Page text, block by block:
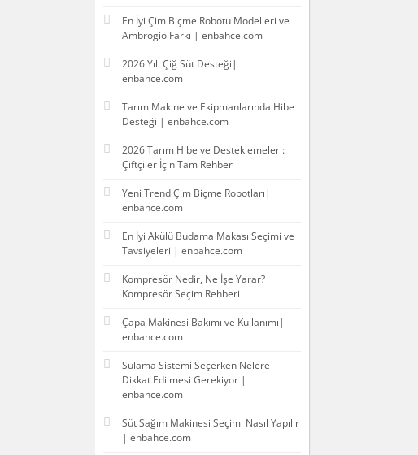
En İyi Çim Biçme Robotu Modelleri ve
Ambrogio Farkı | enbahce.com
2026 Yılı Çiğ Süt Desteği|
enbahce.com
Tarım Makine ve Ekipmanlarında Hibe
Desteği | enbahce.com
2026 Tarım Hibe ve Desteklemeleri:
Çiftçiler İçin Tam Rehber
Yeni Trend Çim Biçme Robotları|
enbahce.com
En İyi Akülü Budama Makası Seçimi ve
Tavsiyeleri | enbahce.com
Kompresör Nedir, Ne İşe Yarar?
Kompresör Seçim Rehberi
Çapa Makinesi Bakımı ve Kullanımı|
enbahce.com
Sulama Sistemi Seçerken Nelere
Dikkat Edilmesi Gerekiyor |
enbahce.com
Süt Sağım Makinesi Seçimi Nasıl Yapılır
| enbahce.com